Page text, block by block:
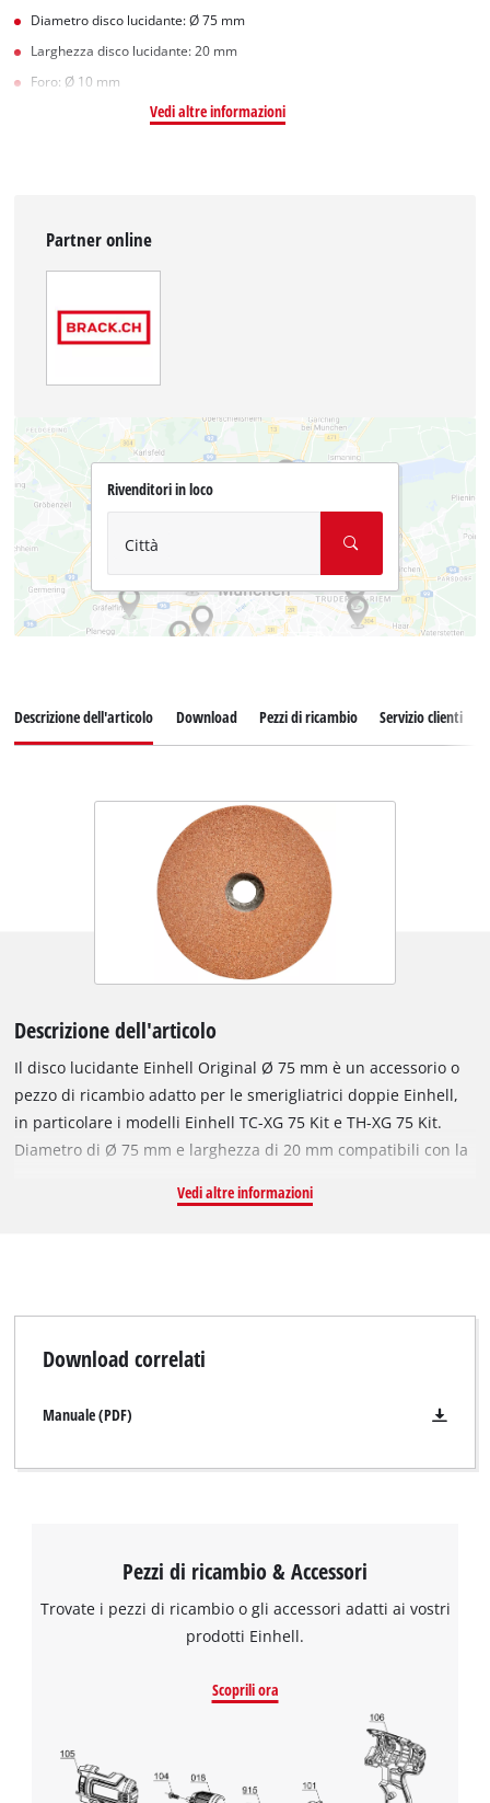
Diametro disco lucidante: Ø 75 mm
Larghezza disco lucidante: 20 mm
Foro: Ø 10 mm
Vedi altre informazioni
Partner online
Rivenditori in loco
Città
Descrizione dell'articolo Download Pezzi di ricambio Servizio clienti
Descrizione dell'articolo
Il disco lucidante Einhell Original Ø 75 mm è un accessorio o
pezzo di ricambio adatto per le smerigliatrici doppie Einhell,
in particolare i modelli Einhell TC-XG 75 Kit e TH-XG 75 Kit.
Diametro di Ø 75 mm e larghezza di 20 mm compatibili con la
fine di K120 di questo robusto disco lucidante è idonea per la
Vedi altre informazioni
Download correlati
Manuale (PDF)
Pezzi di ricambio & Accessori
Trovate i pezzi di ricambio o gli accessori adatti ai vostri
prodotti Einhell.
Scoprili ora